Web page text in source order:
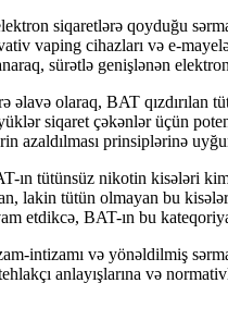
siqaretlərə qoyduğu
vaping cihazları və e-
sürətlə genişlənən
əlavə olaraq, BAT qızdırılan
siqaret çəkənlər üçün
azaldılması prinsiplərinə
ın tütünsüz nikotin kisələri
lakin tütün olmayan bu
etdikcə, BAT-ın bu
intizamı və yönəldilmiş
anlayışlarına və